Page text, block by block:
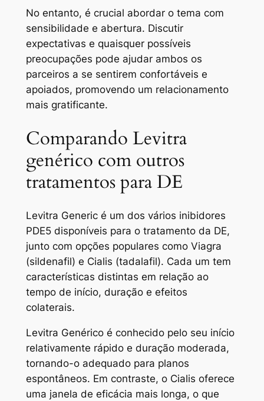
No entanto, é crucial abordar o tema com
sensibilidade e abertura. Discutir
expectativas e quaisquer possíveis
preocupações pode ajudar ambos os
parceiros a se sentirem confortáveis ​​​​e
apoiados, promovendo um relacionamento
mais gratificante.
Comparando Levitra
genérico com outros
tratamentos para DE
Levitra Generic é um dos vários inibidores
PDE5 disponíveis para o tratamento da DE,
junto com opções populares como Viagra
(sildenafil) e Cialis (tadalafil). Cada um tem
características distintas em relação ao
tempo de início, duração e efeitos
colaterais.
Levitra Genérico é conhecido pelo seu início
relativamente rápido e duração moderada,
tornando-o adequado para planos
espontâneos. Em contraste, o Cialis oferece
uma janela de eficácia mais longa, o que